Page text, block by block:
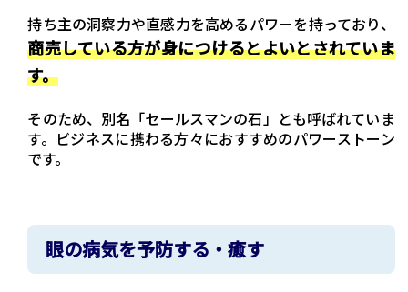
持ち主の洞察力や直感力を高めるパワーを持っており、
商売している方が身につけるとよいとされていま
す。
そのため、別名「セールスマンの石」とも呼ばれていま
す。ビジネスに携わる方々におすすめのパワーストーン
です。
眼の病気を予防する・癒す